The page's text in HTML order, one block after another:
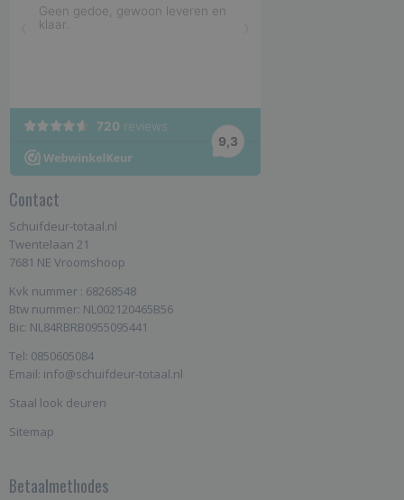
Contact
Schuifdeur-totaal.nl
Twentelaan 21
7681 NE Vroomshoop
Kvk nummer : 68268548
Btw nummer: NL002120465B56
Bic: NL84RBRB0955095441
Tel: 0850605084
Email: info@schuifdeur-totaal.nl
Staal look deuren
Sitemap
Betaalmethodes